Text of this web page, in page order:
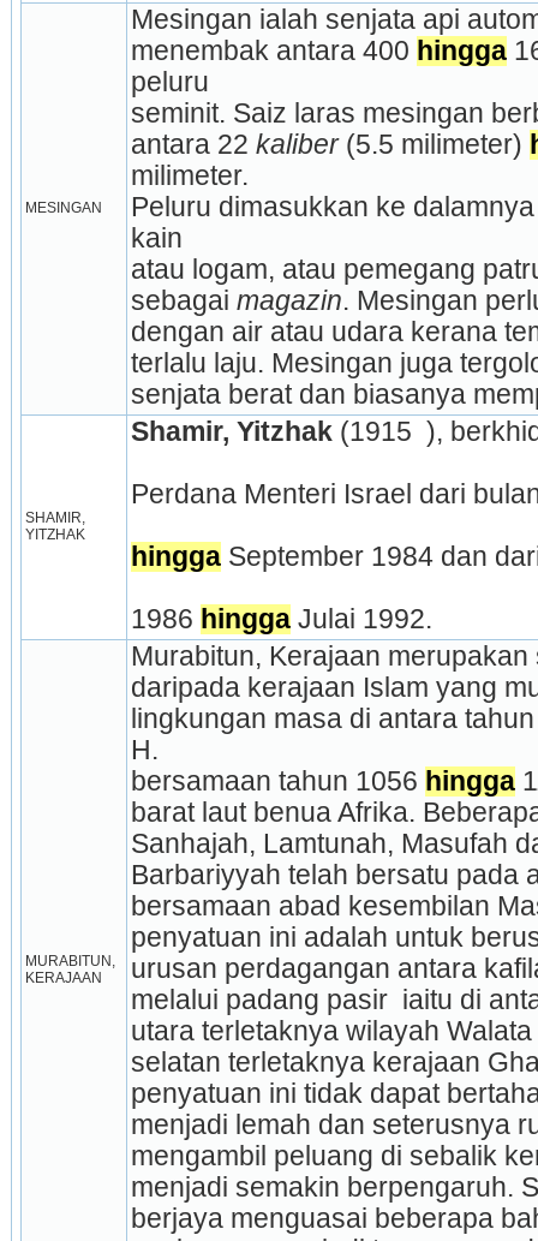
MESINGAN
Mesingan ialah senjata api
menembak antara 400 hingga
peluru
seminit. Saiz laras mesingan
antara 22 kaliber (5.5 milimeter)
milimeter.
Peluru dimasukkan ke
kain
atau logam, atau pemegang
sebagai magazin. Mesingan
dengan air atau udara kerana
terlalu laju. Mesingan juga
senjata berat dan biasanya
SHAMIR,
YITZHAK
Shamir, Yitzhak (1915  ),
Perdana Menteri Israel dari
hingga September 1984 dan
1986 hingga Julai 1992.
MURABITUN,
KERAJAAN
Murabitun, Kerajaan merupakan
daripada kerajaan Islam yang
lingkungan masa di antara
H.
bersamaan tahun 1056 hingga
barat laut benua Afrika.
Sanhajah, Lamtunah, Masufah
Barbariyyah telah bersatu pada
bersamaan abad kesembilan
penyatuan ini adalah untuk
urusan perdagangan antara
melalui padang pasir  iaitu di
utara terletaknya wilayah
selatan terletaknya kerajaan
penyatuan ini tidak dapat
menjadi lemah dan seterusnya
mengambil peluang di sebalik
menjadi semakin berpengaruh.
berjaya menguasai beberapa